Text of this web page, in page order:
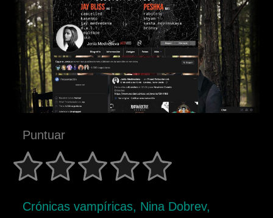
Puntuar
Crónicas vampíricas, Nina Dobrev,